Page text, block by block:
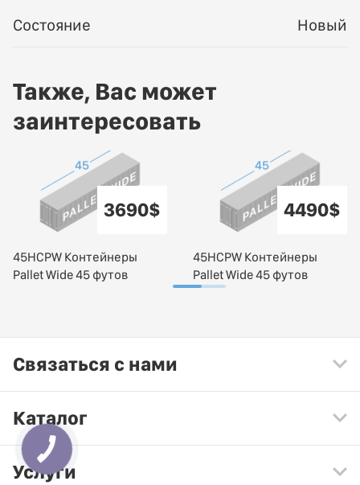
Состояние Новый
Также, Вас может
заинтересовать
3690$
45HCPW Контейнеры
Pallet Wide 45 футов
4490$
45HCPW Контейнеры
Pallet Wide 45 футов
Связаться с нами
Каталог
Услуги